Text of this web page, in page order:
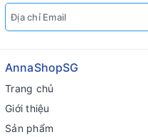
AnnaShopSG
Trang chủ
Giới thiệu
Sản phẩm